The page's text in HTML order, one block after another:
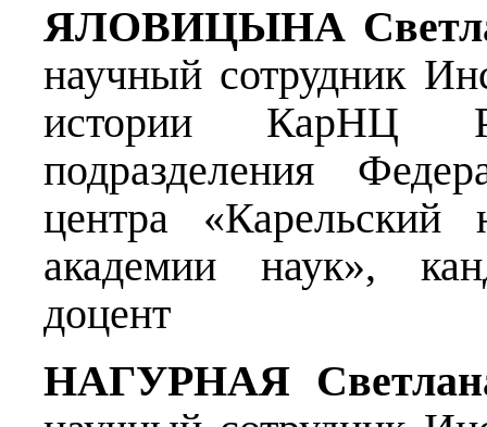
ЯЛОВИЦЫНА
научный сотрудник
истории КарНЦ
подразделения
центра «Карельский
академии наук»,
доцент
НАГУРНАЯ